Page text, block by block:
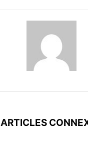
ARTICLES